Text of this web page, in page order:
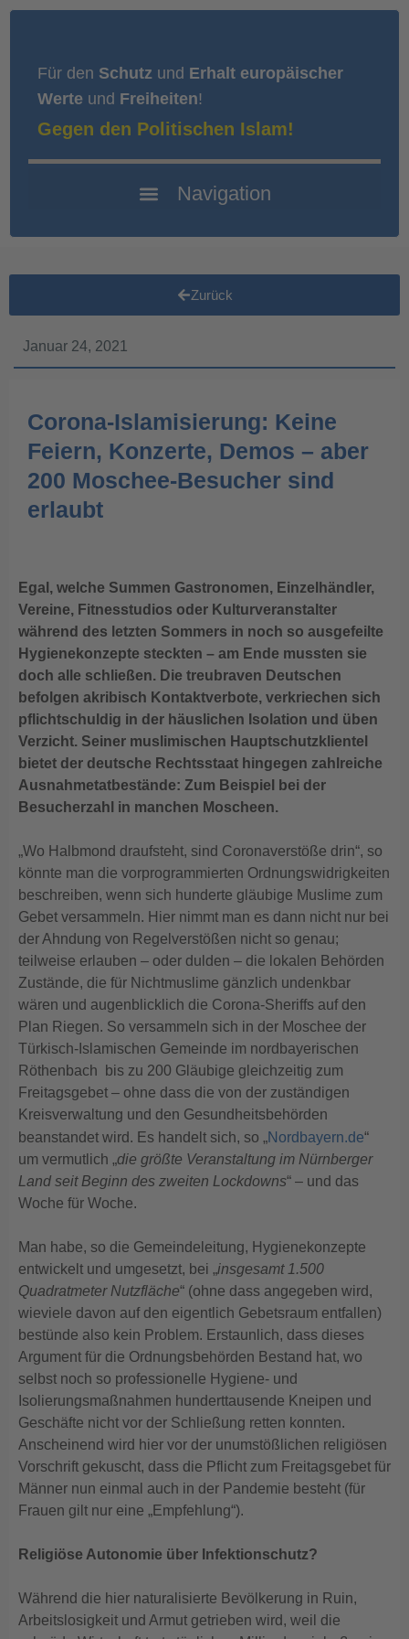
Für den Schutz und Erhalt europäischer
Werte und Freiheiten!
Gegen den Politischen Islam!
Zurück
Januar 24, 2021
Corona-Islamisierung: Keine
Feiern, Konzerte, Demos – aber
200 Moschee-Besucher sind
erlaubt
Egal, welche Summen Gastronomen, Einzelhändler,
Vereine, Fitnesstudios oder Kulturveranstalter
während des letzten Sommers in noch so ausgefeilte
Hygienekonzepte steckten – am Ende mussten sie
doch alle schließen. Die treubraven Deutschen
befolgen akribisch Kontaktverbote, verkriechen sich
pflichtschuldig in der häuslichen Isolation und üben
Verzicht. Seiner muslimischen Hauptschutzklientel
bietet der deutsche Rechtsstaat hingegen zahlreiche
Ausnahmetatbestände: Zum Beispiel bei der
Besucherzahl in manchen Moscheen.
„Wo Halbmond draufsteht, sind Coronaverstöße drin“, so
könnte man die vorprogrammierten Ordnungswidrigkeiten
beschreiben, wenn sich hunderte gläubige Muslime zum
Gebet versammeln. Hier nimmt man es dann nicht nur bei
der Ahndung von Regelverstößen nicht so genau;
teilweise erlauben – oder dulden – die lokalen Behörden
Zustände, die für Nichtmuslime gänzlich undenkbar
wären und augenblicklich die Corona-Sheriffs auf den
Plan Riegen. So versammeln sich in der Moschee der
Türkisch-Islamischen Gemeinde im nordbayerischen
Röthenbach bis zu 200 Gläubige gleichzeitig zum
Freitagsgebet – ohne dass die von der zuständigen
Kreisverwaltung und den Gesundheitsbehörden
beanstandet wird. Es handelt sich, so „Nordbayern.de“
um vermutlich „die größte Veranstaltung im Nürnberger
Land seit Beginn des zweiten Lockdowns“ – und das
Woche für Woche.
Man habe, so die Gemeindeleitung, Hygienekonzepte
entwickelt und umgesetzt, bei „insgesamt 1.500
Quadratmeter Nutzfläche“ (ohne dass angegeben wird,
wieviele davon auf den eigentlich Gebetsraum entfallen)
bestünde also kein Problem. Erstaunlich, dass dieses
Argument für die Ordnungsbehörden Bestand hat, wo
selbst noch so professionelle Hygiene- und
Isolierungsmaßnahmen hunderttausende Kneipen und
Geschäfte nicht vor der Schließung retten konnten.
Anscheinend wird hier vor der unumstößlichen religiösen
Vorschrift gekuscht, dass die Pflicht zum Freitagsgebet für
Männer nun einmal auch in der Pandemie besteht (für
Frauen gilt nur eine „Empfehlung“).
Religiöse Autonomie über Infektionschutz?
Während die hier naturalisierte Bevölkerung in Ruin,
Arbeitslosigkeit und Armut getrieben wird, weil die